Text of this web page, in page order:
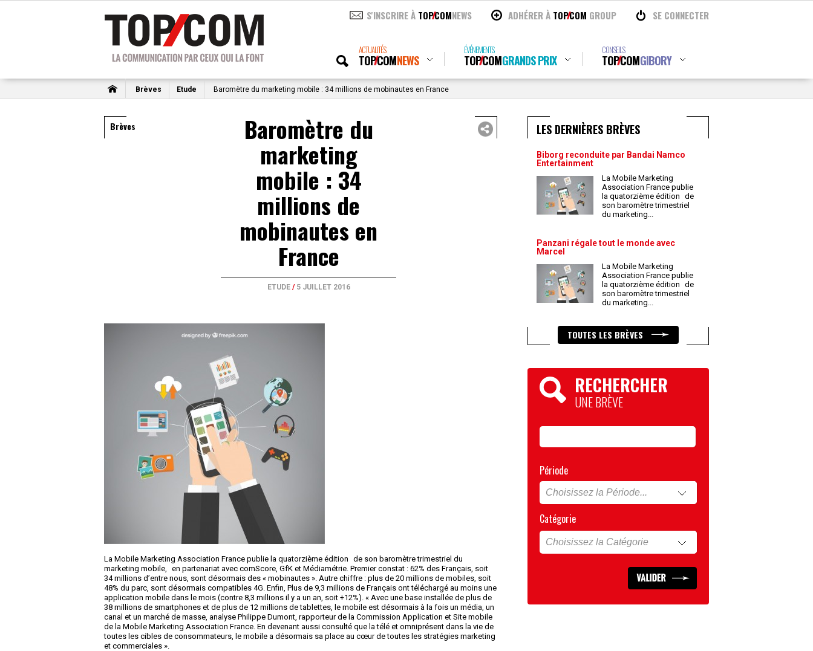
S'INSCRIRE À TOPCOMNEWS ADHÉRER À TOPCOM GROUP SE CONNECTER
ACTUALITÉS
TOPCOMNEWS
ÉVÉNEMENTS
TOPCOMGRANDS PRIX
CONSEILS
TOPCOMGIBORY
Brèves Etude Baromètre du marketing mobile : 34 millions de mobinautes en France
Brèves Baromètre du
marketing
mobile : 34
millions de
mobinautes en
France
ETUDE/ 5 JUILLET 2016
La Mobile Marketing Association France publie la quatorzième édition de son baromètre trimestriel du
marketing mobile, en partenariat avec comScore, GfK et Médiamétrie. Premier constat : 62% des Français, soit
34 millions d’entre nous, sont désormais des « mobinautes ». Autre chiffre : plus de 20 millions de mobiles, soit
48% du parc, sont désormais compatibles 4G. Enfin, Plus de 9,3 millions de Français ont téléchargé au moins une
application mobile dans le mois (contre 8,3 millions il y a un an, soit +12%). « Avec une base installée de plus de
38 millions de smartphones et de plus de 12 millions de tablettes, le mobile est désormais à la fois un média, un
canal et un marché de masse, analyse Philippe Dumont, rapporteur de la Commission Application et Site mobile
de la Mobile Marketing Association France. En devenant aussi consulté que la télé et omniprésent dans la vie de
toutes les cibles de consommateurs, le mobile a désormais sa place au cœur de toutes les stratégies marketing
et commerciales ».
LES DERNIÈRES BRÈVES
Biborg reconduite par Bandai Namco
Entertainment
La Mobile Marketing
Association France publie
la quatorzième édition de
son baromètre trimestriel
du marketing...
Panzani régale tout le monde avec
Marcel
La Mobile Marketing
Association France publie
la quatorzième édition de
son baromètre trimestriel
du marketing...
TOUTES LES BRÈVES
RECHERCHER
UNE BRÈVE
Période
Catégorie